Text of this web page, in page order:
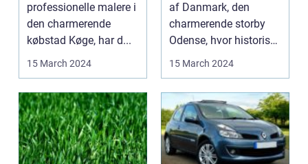
professionelle malere i
den charmerende
købstad Køge, har d...
15 March 2024
af Danmark, den
charmerende storby
Odense, hvor historiske
landemærker o...
15 March 2024